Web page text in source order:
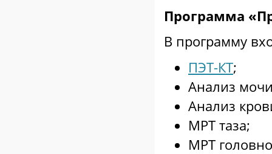
Программа
В программу
ПЭТ-КТ;
Анализ
Анализ
МРТ таза;
МРТ